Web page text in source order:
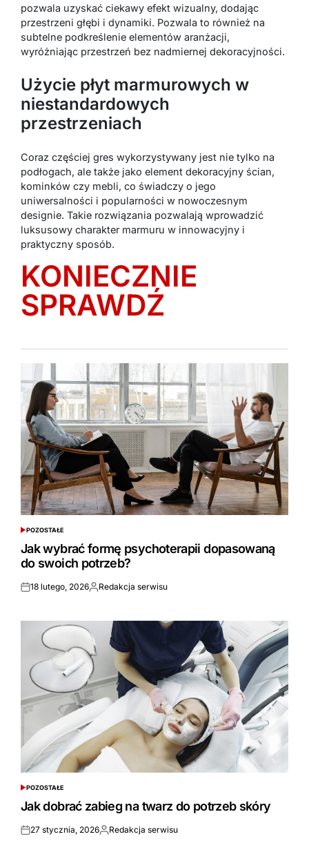
pozwala uzyskać ciekawy efekt wizualny, dodając
przestrzeni głębi i dynamiki. Pozwala to również na
subtelne podkreślenie elementów aranżacji,
wyróżniając przestrzeń bez nadmiernej dekoracyjności.
Użycie płyt marmurowych w
niestandardowych
przestrzeniach
Coraz częściej gres wykorzystywany jest nie tylko na
podłogach, ale także jako element dekoracyjny ścian,
kominków czy mebli, co świadczy o jego
uniwersalności i popularności w nowoczesnym
designie. Takie rozwiązania pozwalają wprowadzić
luksusowy charakter marmuru w innowacyjny i
praktyczny sposób.
KONIECZNIE
SPRAWDŹ
POSTED
IN
POZOSTAŁE
Jak wybrać formę psychoterapii dopasowaną
do swoich potrzeb?
Opublikowane
18 lutego, 2026Opublikowane
Redakcja serwisu
POSTED
IN
POZOSTAŁE
Jak dobrać zabieg na twarz do potrzeb skóry
Opublikowane
27 stycznia, 2026Opublikowane
Redakcja serwisu